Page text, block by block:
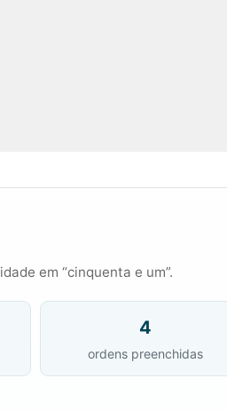
em “cinquenta e um”.
4
ordens preenchidas